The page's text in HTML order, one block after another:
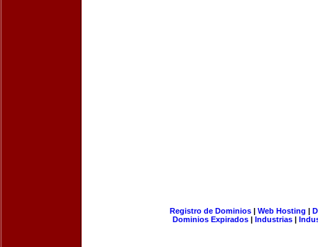
Registro de Dominios| Web Hosting |
Dominios Expirados | Industrias |